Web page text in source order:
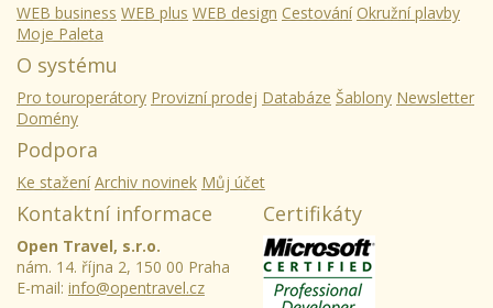
WEB business WEB plus WEB design Cestování Okružní plavby
Moje Paleta
O systému
Pro touroperátory Provizní prodej Databáze Šablony Newsletter
Domény
Podpora
Ke stažení Archiv novinek Můj účet
Kontaktní informace
Open Travel, s.r.o.
nám. 14. října 2, 150 00 Praha
E-mail: info@opentravel.cz
Certifikáty